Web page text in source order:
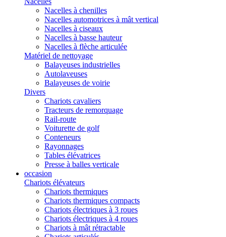
Nacelles à chenilles
Nacelles automotrices à mât vertical
Nacelles à ciseaux
Nacelles à basse hauteur
Nacelles à flèche articulée
Matériel de nettoyage
Balayeuses industrielles
Autolaveuses
Balayeuses de voirie
Divers
Chariots cavaliers
Tracteurs de remorquage
Rail-route
Voiturette de golf
Conteneurs
Rayonnages
Tables élévatrices
Presse à balles verticale
occasion
Chariots élévateurs
Chariots thermiques
Chariots thermiques compacts
Chariots électriques à 3 roues
Chariots électriques à 4 roues
Chariots à mât rétractable